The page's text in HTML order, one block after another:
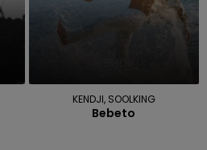
KENDJI, SOOLKING
Bebeto